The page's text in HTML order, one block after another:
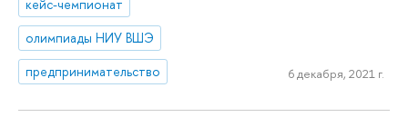
кейс-чемпионат
олимпиады НИУ ВШЭ
предпринимательство
6 декабря, 2021 г.